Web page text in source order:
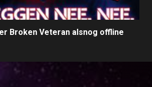
Broken Veteran alsnog offline